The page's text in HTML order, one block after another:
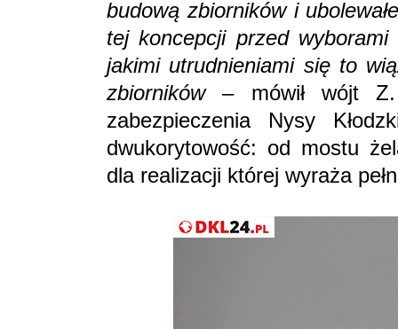
budową zbiorników i
tej koncepcji przed
jakimi utrudnieniami się to
zbiorników– mówił wójt
zabezpieczenia Nysy
dwukorytowość: od mostu
dla realizacji której wyraża